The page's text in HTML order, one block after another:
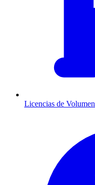
Licencias de Volumen